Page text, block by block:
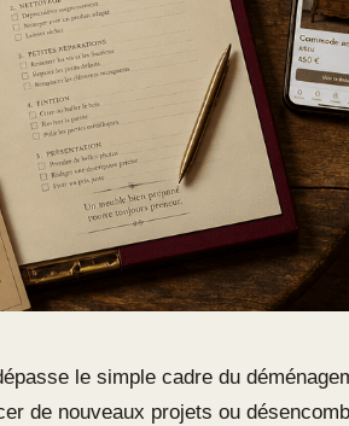
le simple cadre du
de nouveaux projets ou